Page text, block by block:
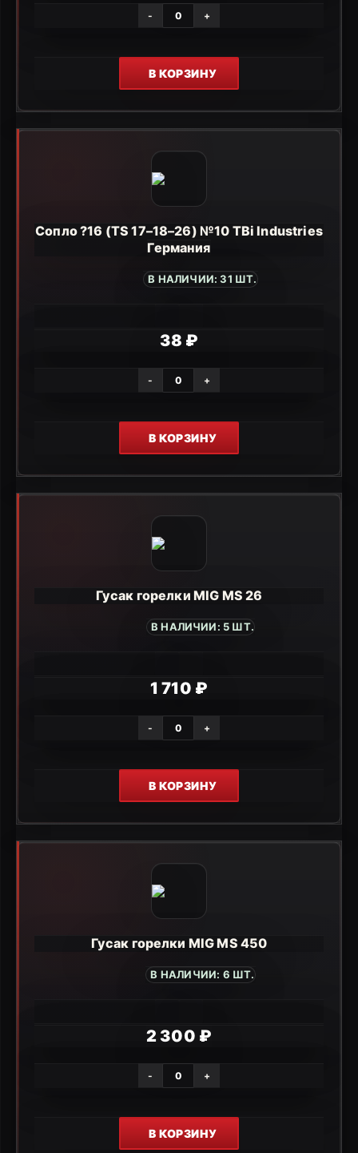
- +
В КОРЗИНУ
Сопло ?16 (TS 17–18–26) №10 TBi Industries
Германия
В НАЛИЧИИ: 31 ШТ.
38 ₽
- +
В КОРЗИНУ
Гусак горелки MIG MS 26
В НАЛИЧИИ: 5 ШТ.
1 710 ₽
- +
В КОРЗИНУ
Гусак горелки MIG MS 450
В НАЛИЧИИ: 6 ШТ.
2 300 ₽
- +
В КОРЗИНУ